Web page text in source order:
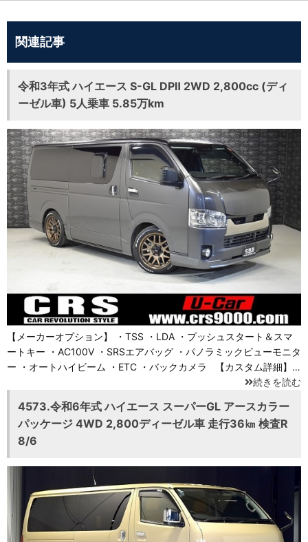
関連記事
令和3年式 ハイエース S-GL DPⅡ 2WD 2,800cc (ディ
ーゼル車) 5人乗車 5.85万km
【メーカーオプション】 ・TSS ・LDA ・プッシュスタート＆スマ
ートキー ・AC100V ・SRSエアバッグ ・パノラミックビューモニタ
ー ・オートハイビーム ・ETC ・バックカメラ 【カスタム詳細】…
続きを読む
4573.令和6年式 ハイエース スーパーGL アースカラー
パッケージ 4WD 2,800ディーゼル車 走行36㎞ 検査R
8/6